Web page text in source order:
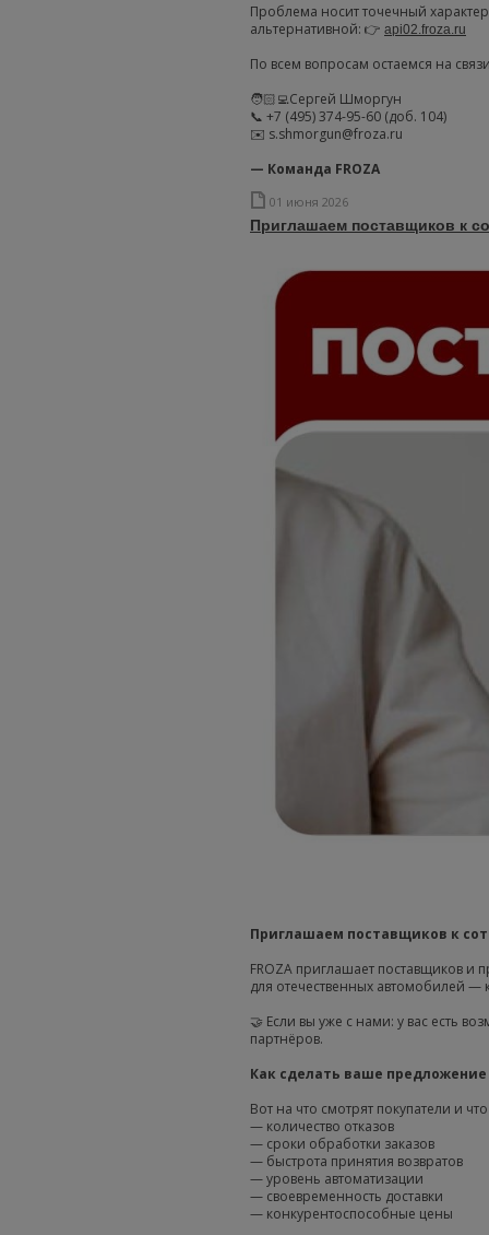
Проблема носит точечный
альтернативной: 👉 api02.froza.ru
По всем вопросам остаемся на
🧑🏻‍💻Сергей Шморгун
📞 +7 (495) 374-95-60 (доб. 104)
✉️ s.shmorgun@froza.ru
— Команда FROZA
01 июня 2026
Приглашаем поставщиков к
Приглашаем поставщиков к
FROZA приглашает поставщиков и
для отечественных автомобилей —
🤝 Если вы уже с нами: у вас есть
партнёров.
Как сделать ваше
Вот на что смотрят покупатели и
— количество отказов
— сроки обработки заказов
— быстрота принятия возвратов
— уровень автоматизации
— своевременность доставки
— конкурентоспособные цены